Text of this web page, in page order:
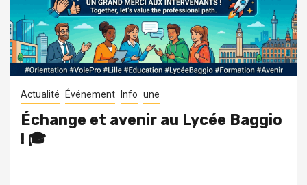
Actualité Événement Info une
Échange et avenir au Lycée Baggio
! 🎓